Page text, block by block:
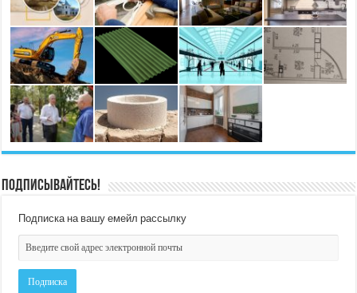
Подписывайтесь!
Подписка на вашу емейл рассылку